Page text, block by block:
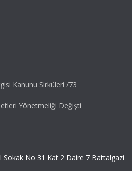
Kanunu Sirküleri /73
Yönetmeliği Değişti
Sokak No 31 Kat 2 Daire 7 Battalgazi